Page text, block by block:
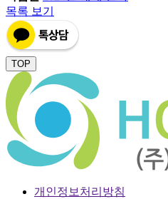
목록 보기
TOP
개인정보처리방침